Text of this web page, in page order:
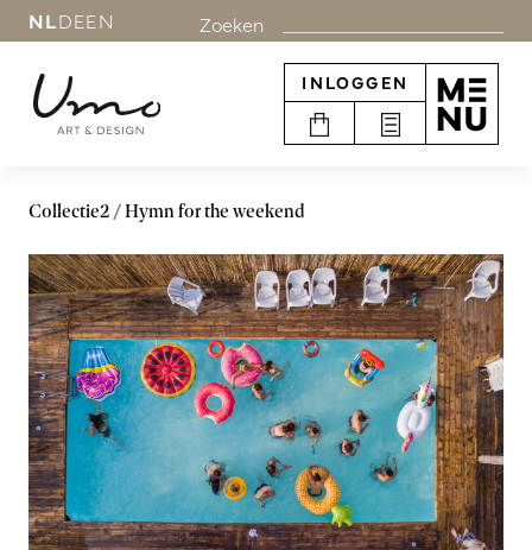
NLDEEN Zoeken
INLOGGEN
Collectie2 Hymn for the weekend